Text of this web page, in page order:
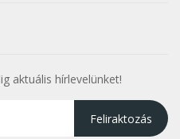
aktuális hírlevelünket!
Feliraktozás